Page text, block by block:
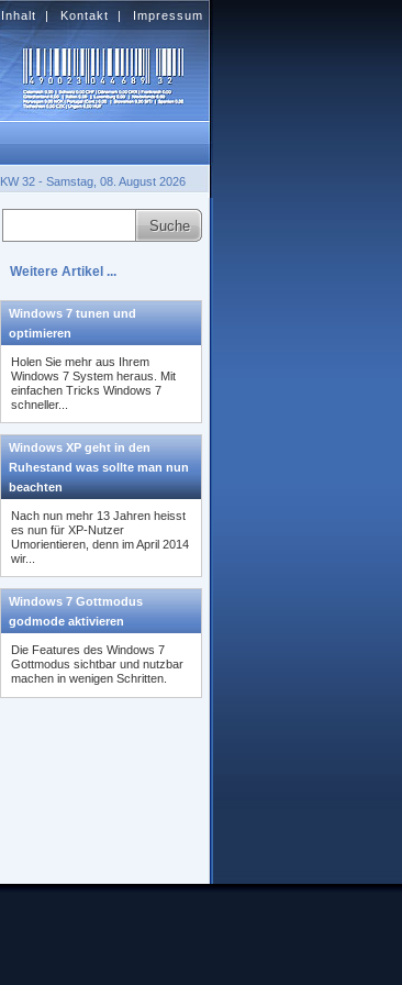
Weitere Artikel ...
Windows 7 tunen und
optimieren
Holen Sie mehr aus Ihrem
Windows 7 System heraus. Mit
einfachen Tricks Windows 7
schneller...
Windows XP geht in den
Ruhestand was sollte man nun
beachten
Nach nun mehr 13 Jahren heisst
es nun für XP-Nutzer
Umorientieren, denn im April 2014
wir...
Windows 7 Gottmodus
godmode aktivieren
Die Features des Windows 7
Gottmodus sichtbar und nutzbar
machen in wenigen Schritten.
Inhalt | Kontakt | Impressum
KW 32 - Samstag, 08. August 2026